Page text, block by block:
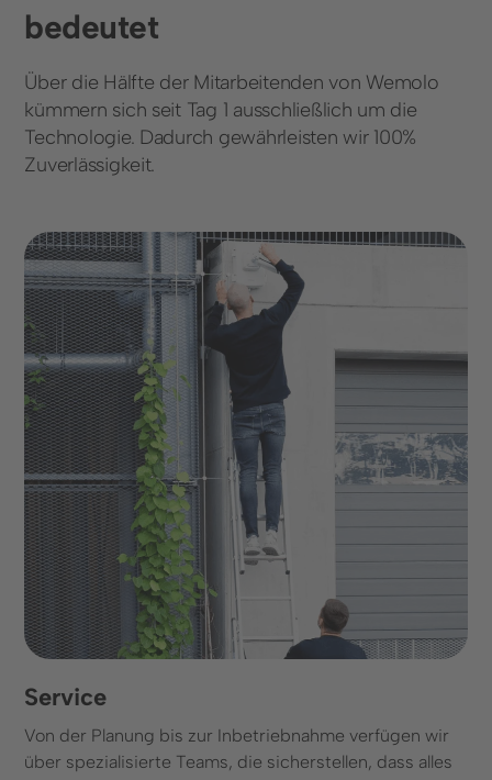
bedeutet
Über die Hälfte der Mitarbeitenden von Wemolo
kümmern sich seit Tag 1 ausschließlich um die
Technologie. Dadurch gewährleisten wir 100%
Zuverlässigkeit.
Service
Von der Planung bis zur Inbetriebnahme verfügen wir
über spezialisierte Teams, die sicherstellen, dass alles